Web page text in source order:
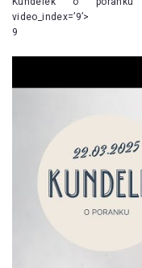
video_index=’9’>
9